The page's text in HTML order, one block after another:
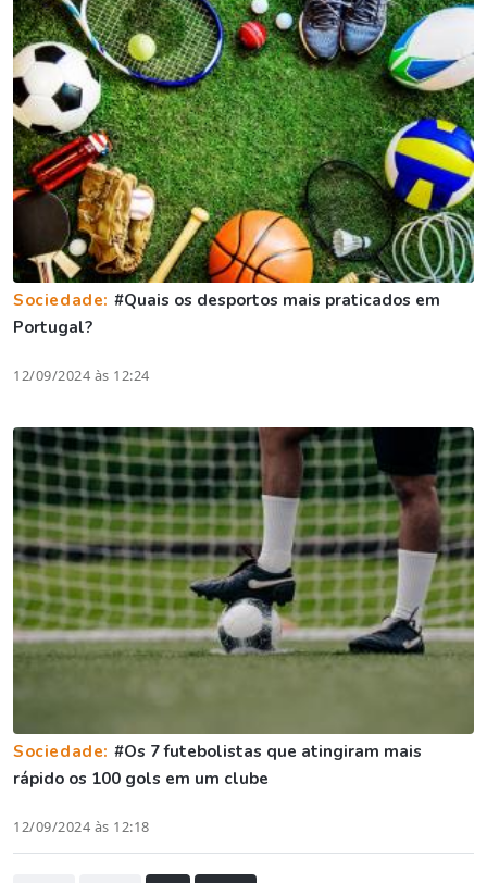
Sociedade: #Quais os desportos mais praticados em
Portugal?
12/09/2024 às 12:24
Sociedade: #Os 7 futebolistas que atingiram mais
rápido os 100 gols em um clube
12/09/2024 às 12:18